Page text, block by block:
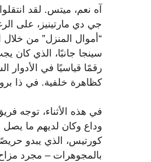
آه نعم، ميتس. لقد
جي دي مارتينيز، على
“أموال المنزل” من خلال
سينجا جانبًا، الذي
كظاهرة خلفية. في ذا
في هذه الأثناء، توجه
وداع وكان لديهم ما يصل
كورتيس، الذي يبدو
بالمجوهرات – مجرد